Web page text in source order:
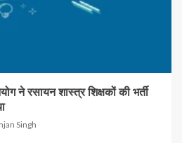
ने रसायन शास्त्र शिक्षकों की भर्ती
Singh